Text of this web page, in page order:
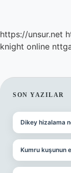
https://unsur.net
knight online
SON YAZILAR
Dikey hizalama
Kumru kuşunun